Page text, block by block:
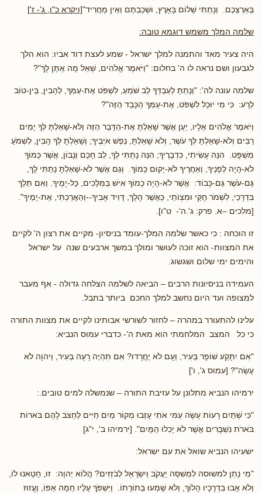
בְּאַרְצְכֶם. וְנָתַתִּי שָׁלוֹם בָּאָרֶץ, וּשְׁכַבְתֶּם וְאֵין מַחֲרִיד"[ויקרא כ"ו, ג'- ז']
שלמה המלך משמש דוגמא טובה:
היה צעיר מאד והתמנה למלך ישראל - שמע לעצת דוד אביו: הוא הלך
לגבעון ושם נראה לו ה' בחלום: "וַיֹּאמֶר אֱלֹהִים, שְׁאַל מָה אֶתֶּן לָךְ"?
שלמה עונה לה': "וְנָתַתָּ לְעַבְדְּךָ לֵב שֹׁמֵעַ, לִשְׁפֹּט אֶת-עַמְּךָ, לְהָבִין, בֵּין-טוֹב
לְרָע: כִּי מִי יוּכַל לִשְׁפֹּט, אֶת-עַמְּךָ הַכָּבֵד הַזֶּה"?
וַיֹּאמֶר אֱלֹהִים אֵלָיו, יַעַן אֲשֶׁר שָׁאַלְתָּ אֶת-הַדָּבָר הַזֶּה וְלֹא-שָׁאַלְתָּ לְּךָ יָמִים
רַבִּים וְלֹא-שָׁאַלְתָּ לְּךָ עֹשֶׁר, וְלֹא שָׁאַלְתָּ, נֶפֶשׁ אֹיְבֶיךָ; וְשָׁאַלְתָּ לְּךָ הָבִין, לִשְׁמֹעַ
מִשְׁפָּט. הִנֵּה עָשִׂיתִי, כִּדְבָרֶיךָ; הִנֵּה נָתַתִּי לְךָ, לֵב חָכָם וְנָבוֹן, אֲשֶׁר כָּמוֹךָ
לֹא-הָיָה לְפָנֶיךָ, וְאַחֲרֶיךָ לֹא-יָקוּם כָּמוֹךָ. וְגַם אֲשֶׁר לֹא-שָׁאַלְתָּ נָתַתִּי לָךְ,
גַּם-עֹשֶׁר גַּם-כָּבוֹד: אֲשֶׁר לֹא-הָיָה כָמוֹךָ אִישׁ בַּמְּלָכִים, כָּל-יָמֶיךָ. וְאִם תֵּלֵךְ
בִּדְרָכַי, לִשְׁמֹר חֻקַּי וּמִצְוֺתַי, כַּאֲשֶׁר הָלַךְ, דָּוִיד אָבִיךָ--וְהַאֲרַכְתִּי, אֶת-יָמֶיךָ".
[מלכים –א. פרק: ג'.ה'- ט"ו].
זו הוכחה : כי כאשר שלמה המלך-עומד בניסיון- מקיים את רצון ה' לקיים
את המצוות- הוא זוכה לעושר ומולך במשך ארבעים שנה על ישראל
והימים ימי שלום ושגשוג.
העמידה בניסיונות הרבים – הביאה לשלמה הצלחה גדולה - אף מעבר
למצופה ועד היום נחשב למלך החכם ביותר בתבל.
עלינו להתעורר במהרה – לחזור לשורשי אבותינו לקיים את מצוות התורה
כי כל המצב המלחמתי הוא מאת ה'- כדברי עמוס הנביא:
"אִם יִתָּקַע שׁוֹפָר בְּעִיר, וְעָם לֹא יֶחֱרָדוּ? אִם תִּהְיֶה רָעָה בְּעִיר, וַיהוָה לֹא
עָשָׂה"? [עמוס ג', ו']
ירמיהו הנביא מתלונן על עזיבת התורה – שנמשלה למים טובים.:
"כִּי שְׁתַּיִם רָעוֹת עָשָׂה עַמִּי אֹתִי עָזְבוּ מְקוֹר מַיִם חַיִּים לַחְצֹב לָהֶם בֹּארוֹת
בֹּארֹת נִשְׁבָּרִים אֲשֶׁר לֹא יָכִלוּ הַמָּיִם". [ירמיהו ב', י"ג]
ישעיהו הנביא שואל את עם ישראל:
"מִי נָתַן למשוסה לִמְשִׁסָּה יַעֲקֹב וְיִשְׂרָאֵל לְבֹזְזִים? הֲלוֹא יְהוָה: זוּ, חָטָאנוּ לוֹ,
וְלֹא אָבוּ בִדְרָכָיו הָלוֹךְ, וְלֹא שָׁמְעוּ בְּתוֹרָתוֹ. וַיִּשְׁפֹּךְ עָלָיו חֵמָה אַפּוֹ, וֶעֱזוּז